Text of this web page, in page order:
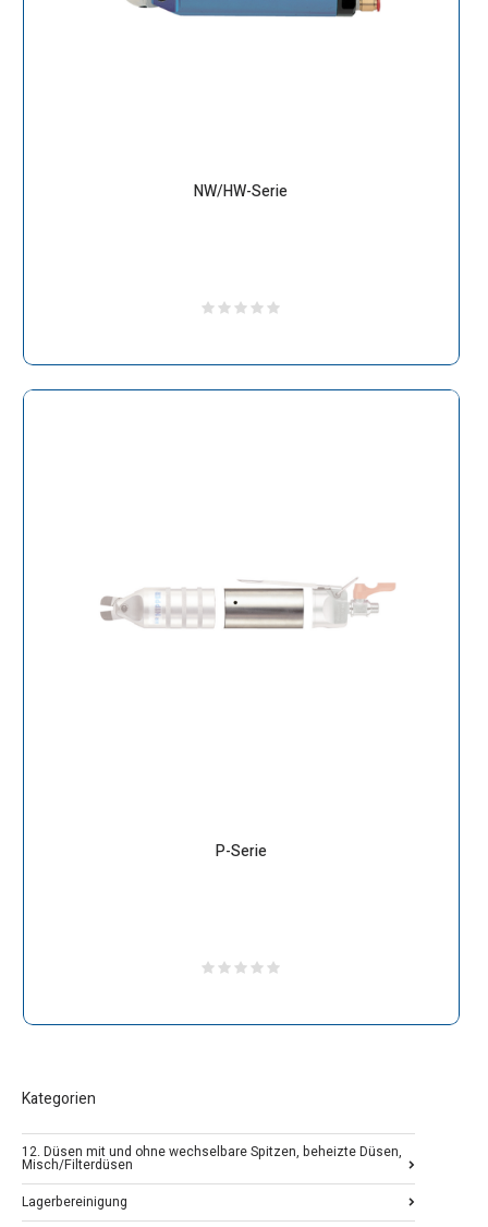
NW/HW-Serie
P-Serie
Kategorien
12. Düsen mit und ohne wechselbare Spitzen, beheizte Düsen,
Misch/Filterdüsen
Lagerbereinigung